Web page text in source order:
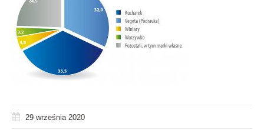
29 września 2020